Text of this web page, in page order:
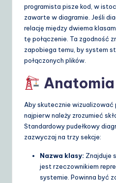
programista pisze kod, w
zawarte w diagramie. Jeśli
relację między dwiema
tę połączenie. Ta zgodność
zapobiega temu, by system
połączonych plików.
Aby skutecznie wizualizować
najpierw należy zrozumieć
Standardowy pudełkowy
zazwyczaj na trzy sekcje:
Nazwa klasy: Znajduje
jest rzeczownikiem
systemie. Powinna być